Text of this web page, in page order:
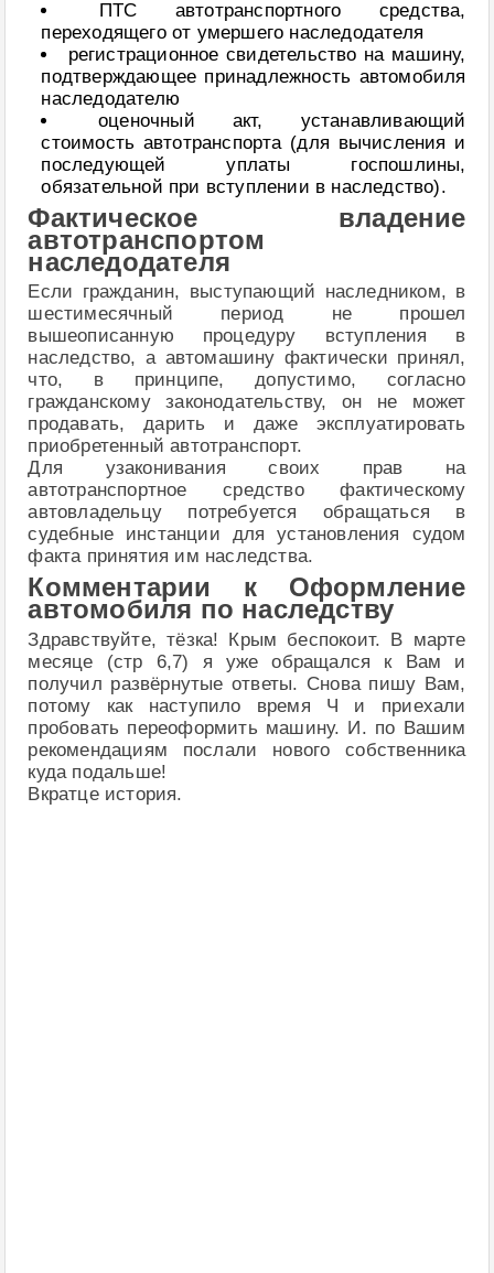
ПТС автотранспортного средства,
переходящего от умершего наследодателя
регистрационное свидетельство на машину,
подтверждающее принадлежность автомобиля
наследодателю
оценочный акт, устанавливающий
стоимость автотранспорта (для вычисления и
последующей уплаты госпошлины,
обязательной при вступлении в наследство).
Фактическое владение
автотранспортом
наследодателя
Если гражданин, выступающий наследником, в
шестимесячный период не прошел
вышеописанную процедуру вступления в
наследство, а автомашину фактически принял,
что, в принципе, допустимо, согласно
гражданскому законодательству, он не может
продавать, дарить и даже эксплуатировать
приобретенный автотранспорт.
Для узаконивания своих прав на
автотранспортное средство фактическому
автовладельцу потребуется обращаться в
судебные инстанции для установления судом
факта принятия им наследства.
Комментарии к Оформление
автомобиля по наследству
Здравствуйте, тёзка! Крым беспокоит. В марте
месяце (стр 6,7) я уже обращался к Вам и
получил развёрнутые ответы. Снова пишу Вам,
потому как наступило время Ч и приехали
пробовать переоформить машину. И. по Вашим
рекомендациям послали нового собственника
куда подальше!
Вкратце история.